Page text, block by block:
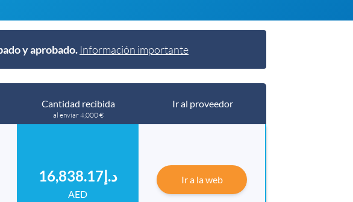
y aprobado. Información importante
Cantidad recibida
al enviar 4,000 €
Ir al proveedor
د.إ16,838.17
AED
Ir a la web